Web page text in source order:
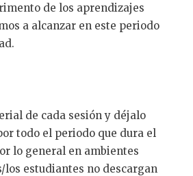
de los aprendizajes
a alcanzar en este periodo
de cada sesión y déjalo
todo el periodo que dura el
lo general en ambientes
los estudiantes no descargan